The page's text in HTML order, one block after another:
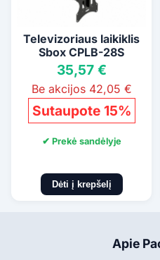
Televizoriaus laikiklis
Sbox CPLB-28S
35,57 €
Be akcijos 42,05 €
Sutaupote 15%
✔ Prekė sandėlyje
Dėti į krepšelį
Apie